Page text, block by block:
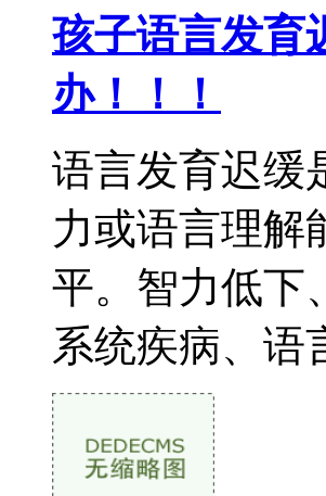
孩子语言发育
办！！！
语言发育迟缓
力或语言理解
平。智力低下
系统疾病、语